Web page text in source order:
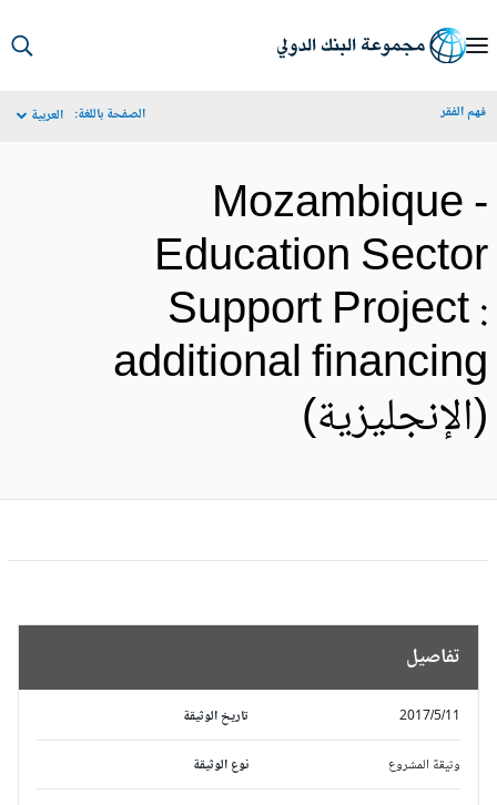
الفقر الصفحة باللغة: العربية
Mozambique
Education
Support
additional
تفاصيل
تاريخ الوثيقة 2017/5/11
نوع الوثيقة وثيقة المشروع